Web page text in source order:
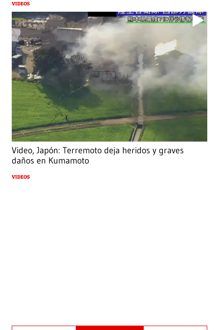
VIDEOS
Video, Japón: Terremoto deja heridos y graves
daños en Kumamoto
VIDEOS